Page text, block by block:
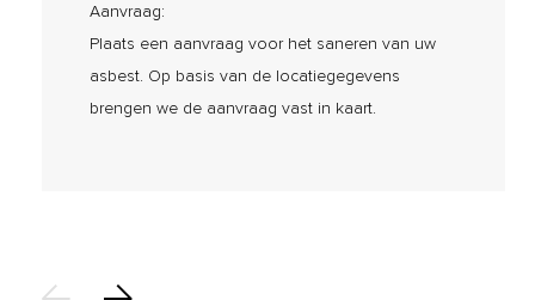
Aanvraag:
Plaats een aanvraag voor het saneren van uw
asbest. Op basis van de locatiegegevens
brengen we de aanvraag vast in kaart.